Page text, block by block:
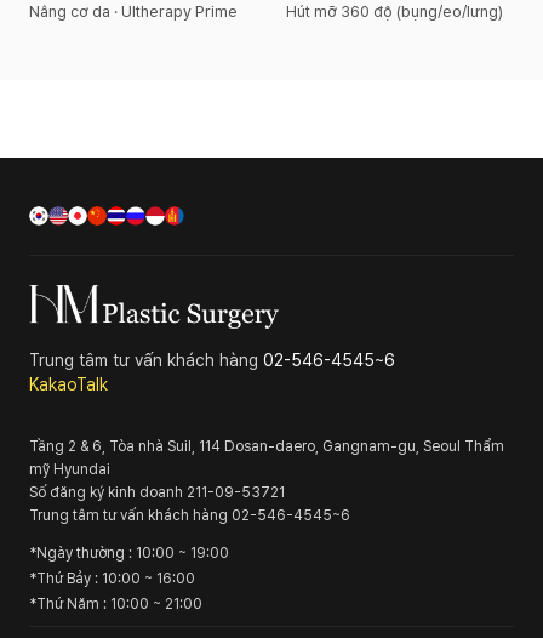
Nâng cơ da · Ultherapy Prime
Hút mỡ 360 độ (bụng/eo/lưng)
Trung tâm tư vấn khách hàng 02-546-4545~6
KakaoTalk
Tầng 2 & 6, Tòa nhà Suil, 114 Dosan-daero, Gangnam-gu, Seoul Thẩm
mỹ Hyundai
Số đăng ký kinh doanh 211-09-53721
Trung tâm tư vấn khách hàng 02-546-4545~6
*Ngày thường : 10:00 ~ 19:00
*Thứ Bảy : 10:00 ~ 16:00
*Thứ Năm : 10:00 ~ 21:00